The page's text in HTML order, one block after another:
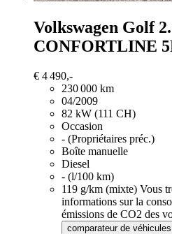
Volkswagen Golf
CONFORTLINE
€ 4 490,-
230 000 km
04/2009
82 kW (111 CH)
Occasion
- (Propriétaires préc.)
Boîte manuelle
Diesel
- (l/100 km)
119 g/km (mixte) Vous
informations sur la
émissions de CO2 des
comparateur de